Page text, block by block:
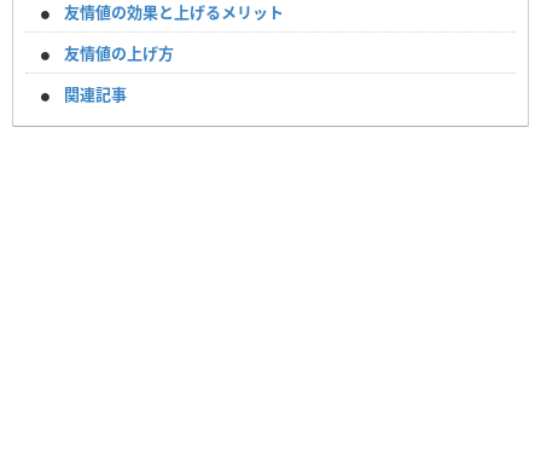
友情値の効果と上げるメリット
友情値の上げ方
関連記事